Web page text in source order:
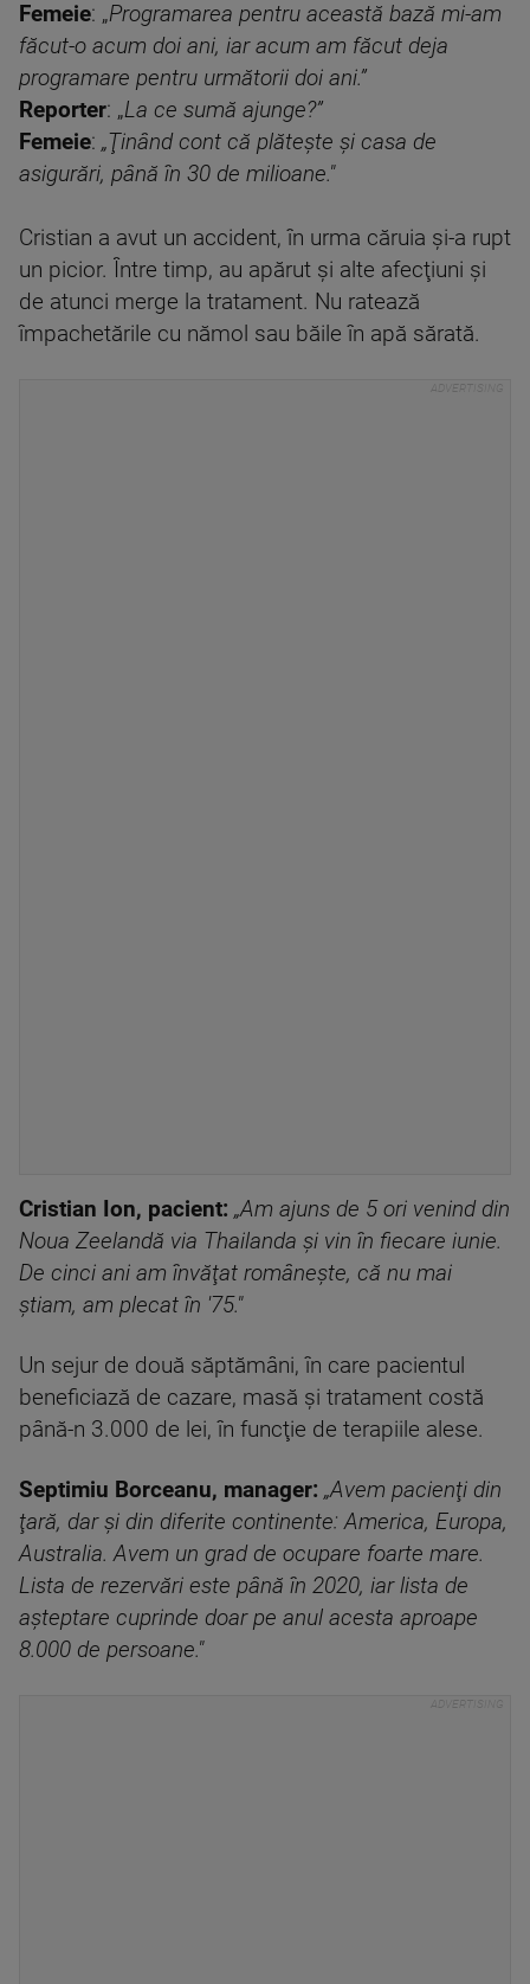
Femeie: „Programarea pentru această bază mi-am
făcut-o acum doi ani, iar acum am făcut deja
programare pentru următorii doi ani.”
Reporter: „La ce sumă ajunge?”
Femeie: „Ţinând cont că plăteşte şi casa de
asigurări, până în 30 de milioane."
Cristian a avut un accident, în urma căruia şi-a rupt
un picior. Între timp, au apărut şi alte afecţiuni şi
de atunci merge la tratament. Nu ratează
împachetările cu nămol sau băile în apă sărată.
Cristian Ion, pacient: „Am ajuns de 5 ori venind din
Noua Zeelandă via Thailanda şi vin în fiecare iunie.
De cinci ani am învăţat româneşte, că nu mai
ştiam, am plecat în '75."
Un sejur de două săptămâni, în care pacientul
beneficiază de cazare, masă şi tratament costă
până-n 3.000 de lei, în funcţie de terapiile alese.
Septimiu Borceanu, manager: „Avem pacienţi din
ţară, dar şi din diferite continente: America, Europa,
Australia. Avem un grad de ocupare foarte mare.
Lista de rezervări este până în 2020, iar lista de
aşteptare cuprinde doar pe anul acesta aproape
8.000 de persoane."